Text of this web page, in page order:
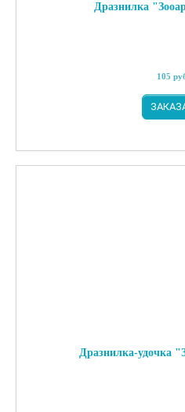
Дразнилка
105
Дразнилка-удочка